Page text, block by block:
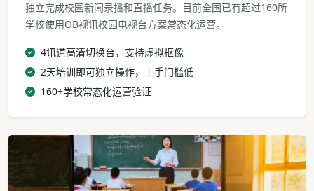
独立完成校园新闻录播和直播任务。目前全国已有超过160所
学校使用OB视讯校园电视台方案常态化运营。
4讯道高清切换台，支持虚拟抠像
2天培训即可独立操作，上手门槛低
160+学校常态化运营验证